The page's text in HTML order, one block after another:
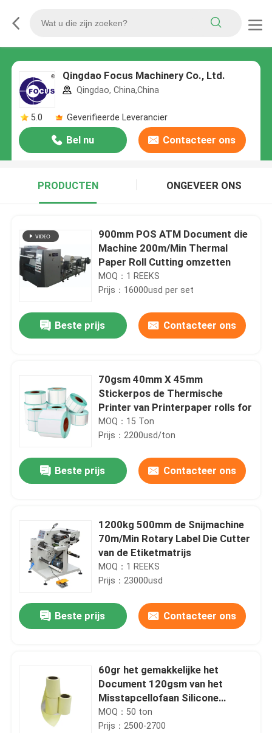
Qingdao Focus Machinery Co., Ltd.
Qingdao, China,China
5.0 Geverifieerde Leverancier
Bel nu Contacteer ons
PRODUCTEN ONGEVEER ONS
900mm POS ATM Document die
Machine 200m/Min Thermal
Paper Roll Cutting omzetten
MOQ：1 REEKS
Prijs：16000usd per set
Beste prijs Contacteer ons
70gsm 40mm X 45mm
Stickerpos de Thermische
Printer van Printerpaper rolls for
MOQ：15 Ton
Prijs：2200usd/ton
Beste prijs Contacteer ons
1200kg 500mm de Snijmachine
70m/Min Rotary Label Die Cutter
van de Etiketmatrijs
MOQ：1 REEKS
Prijs：23000usd
Beste prijs Contacteer ons
60gr het gemakkelijke het
Document 120gsm van het
Misstapcellofaan Silicone
bedekte het Document van de
Versievoering met een laag
MOQ：50 ton
Prijs：2500-2700